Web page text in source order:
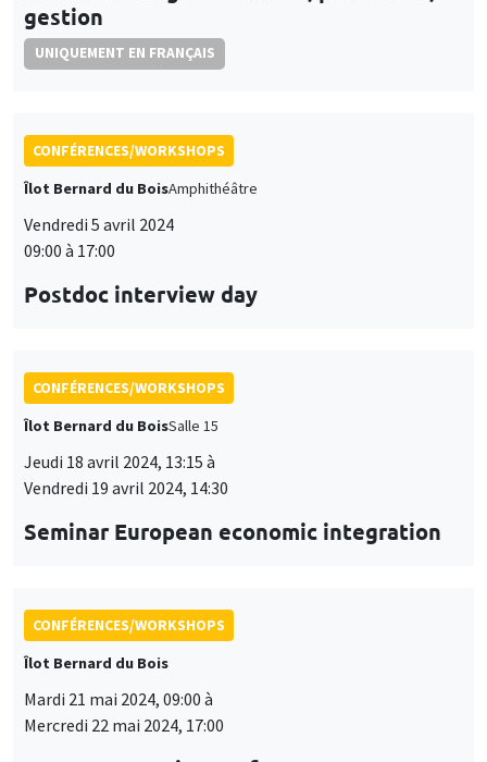
gestion
UNIQUEMENT EN FRANÇAIS
CONFÉRENCES/WORKSHOPS
Îlot Bernard du BoisAmphithéâtre
Vendredi 5 avril 2024
09:00 à 17:00
Postdoc interview day
CONFÉRENCES/WORKSHOPS
Îlot Bernard du BoisSalle 15
Jeudi 18 avril 2024, 13:15 à
Vendredi 19 avril 2024, 14:30
Seminar European economic integration
CONFÉRENCES/WORKSHOPS
Îlot Bernard du Bois
Mardi 21 mai 2024, 09:00 à
Mercredi 22 mai 2024, 17:00